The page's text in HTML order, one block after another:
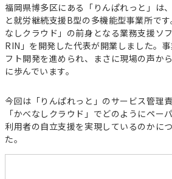
レンタルスマホ
ホームページ作成
生活介護
テーマからコラムを探す
経営運営
福岡県博多区にある「りんぱれっと」は
と就労継続支援B型の多機能型事業所で
なしクラウド」の前身となる業務支援ソ
RIN」を開発した代表が開業しました。
フト開発を進められ、まさに現場の声か
に歩んでいます。
今回は「りんぱれっと」のサービス管理
「かべなしクラウド」でどのようにペー
利用者の自立支援を実現しているのかに
た。